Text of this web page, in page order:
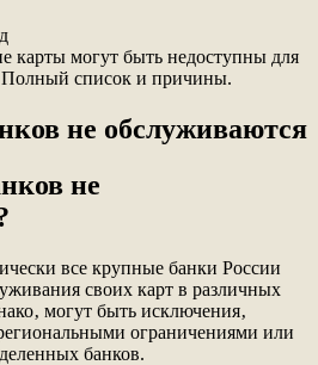
карты могут быть недоступны для
Полный список и причины.
не обслуживаются
не
все крупные банки России
своих карт в различных
могут быть исключения‚
ограничениями или
банков.